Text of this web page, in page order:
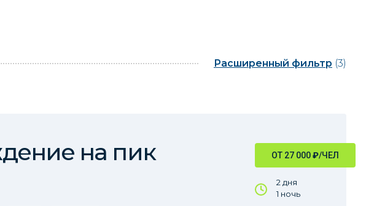
Расширенный фильтр (3)
ОТ 27 000₽/ЧЕЛ
2 дня
1 ночь
на пик